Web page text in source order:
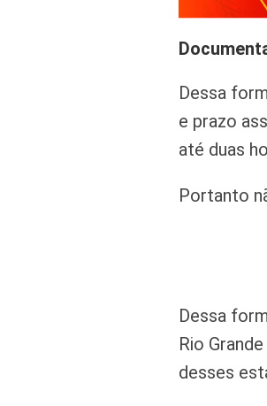
Dessa
e prazo
até duas
Portanto
Dessa
Rio
desses